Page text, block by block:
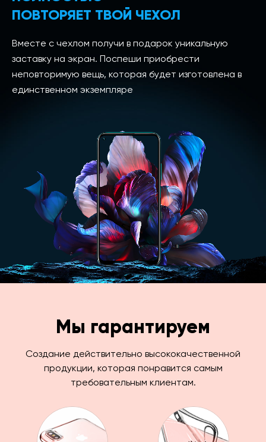
ПОВТОРЯЕТ ТВОЙ ЧЕХОЛ
Вместе с чехлом получи в подарок уникальную
заставку на экран. Поспеши приобрести
неповторимую вещь, которая будет изготовлена в
единственном экземпляре
Мы гарантируем
Создание действительно высококачественной
продукции, которая понравится самым
требовательным клиентам.